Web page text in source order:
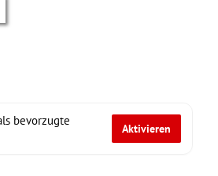
bevorzugte
Aktivieren